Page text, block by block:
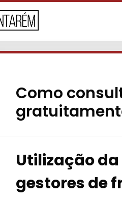
Como
Utilização
gestores de